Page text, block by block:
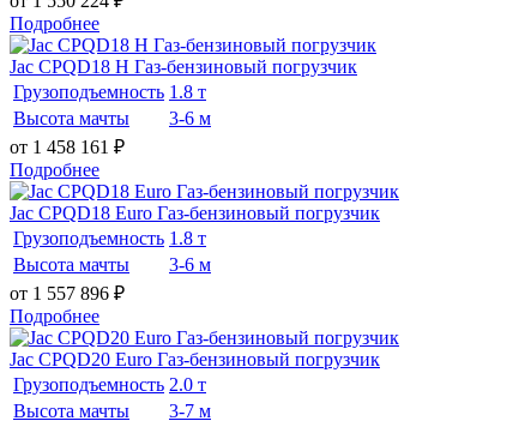
Подробнее
Jac CPQD18 H Газ-бензиновый погрузчик
Грузоподъемность 1.8 т
Высота мачты
3-6 м
от 1 458 161 ₽
Подробнее
Jac CPQD18 Euro Газ-бензиновый погрузчик
Грузоподъемность 1.8 т
Высота мачты
3-6 м
от 1 557 896 ₽
Подробнее
Jac CPQD20 Euro Газ-бензиновый погрузчик
Грузоподъемность 2.0 т
Высота мачты
3-7 м